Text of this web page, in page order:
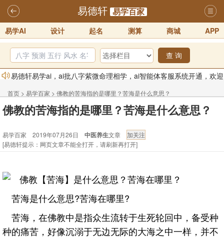
易德轩 易学百家
易学AI 设计 起名 测算 商城 APP
查 询
易德轩易学ai，ai批八字紫微命理相学，ai智能体客服系统开通，欢迎
体验！！
2025-07-01
易德轩网重构及升能完成，欢迎大家来体验新程序及感觉！！
2026年化太岁锦囊属马、鼠、牛、龙、兔、狗、鸡生肖化太岁开始预
订！！
2025-10-01
易德轩首席风水大师铁笔居士简介！！
2021-9-2
易德轩通告：本网站易德轩商标及LOGO注册声明
首页 > 易学百家 > 佛教的苦海指的是哪里？苦海是什么意思？
佛教的苦海指的是哪里？苦海是什么意思？
易学百家 2019年07月26日 中医养生文章
[易德轩提示：网页文章不能全打开，请刷新再打开]
苦海是什么意思?苦海在哪里?
苦海，在佛教中是指众生流转于生死轮回中，备受种
种的痛苦，好像沉溺于无边无际的大海之中一样，并不